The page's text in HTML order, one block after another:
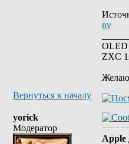
nv
OLED
ZXC
Вернуться к началу
yorick
Модератор
Apple